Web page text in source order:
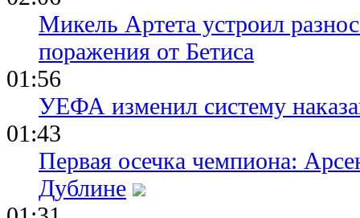
Микель Артета устроил
поражения от Бетиса
01:56
УЕФА изменил систему
01:43
Первая осечка чемпиона:
Дублине